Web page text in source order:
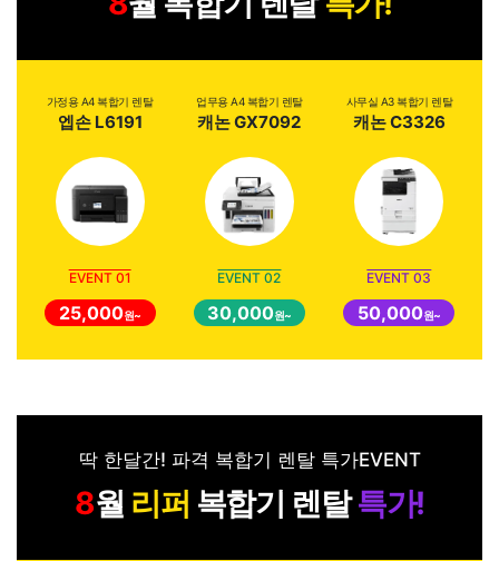
가정용 A4 복합기 렌탈
엡손 L6191
EVENT 01
25,000원~
업무용 A4 복합기 렌탈
캐논 GX7092
EVENT 02
30,000원~
사무실 A3 복합기 렌탈
캐논 C3326
EVENT 03
50,000원~
딱 한달간! 파격 복합기 렌탈 특가EVENT
월 리퍼 복합기 렌탈특가!